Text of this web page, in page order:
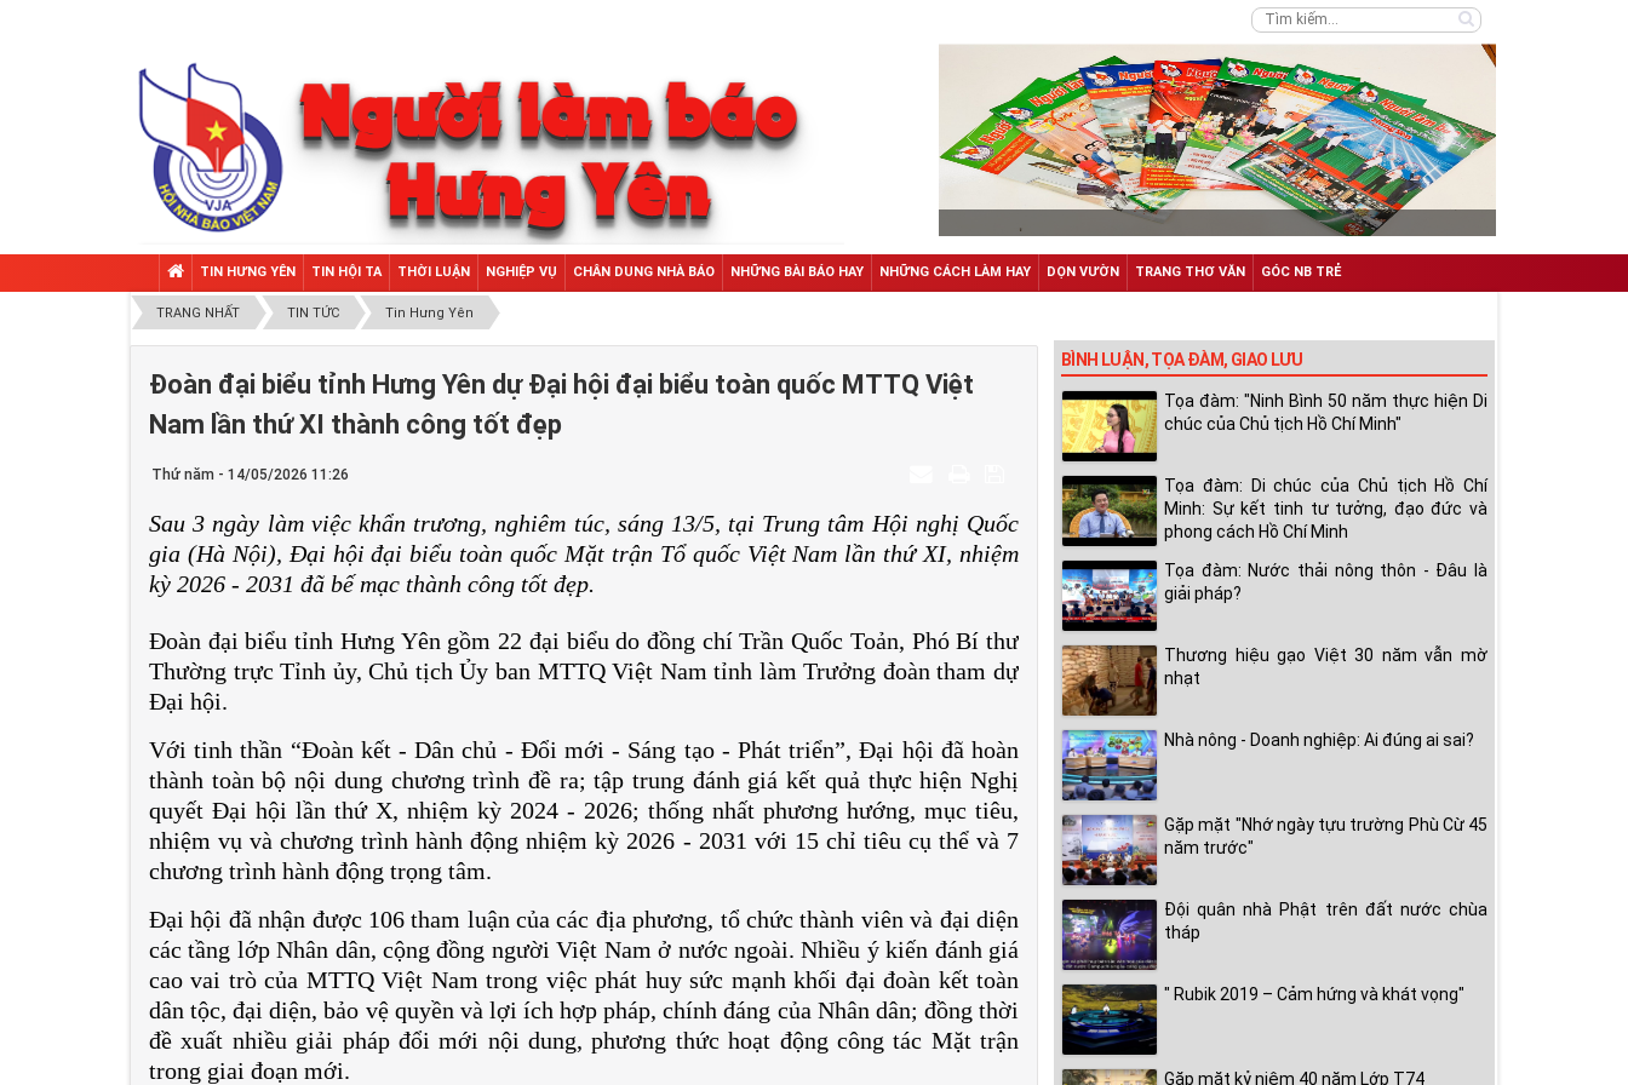
TIN HƯNG YÊN TIN HỘI TA THỜI LUẬN NGHIỆP VỤ CHÂN DUNG NHÀ BÁO NHỮNG BÀI BÁO HAY NHỮNG CÁCH LÀM HAY DỌN VƯỜN TRANG THƠ VĂN GÓC NB TRẺ
TRANG NHẤT TIN TỨC Tin Hưng Yên
Đoàn đại biểu tỉnh Hưng Yên dự Đại hội đại biểu toàn quốc MTTQ Việt
Nam lần thứ XI thành công tốt đẹp
Thứ năm - 14/05/2026 11:26
Sau 3 ngày làm việc khẩn trương, nghiêm túc, sáng 13/5, tại Trung tâm Hội nghị Quốc
gia (Hà Nội), Đại hội đại biểu toàn quốc Mặt trận Tổ quốc Việt Nam lần thứ XI, nhiệm
kỳ 2026 - 2031 đã bế mạc thành công tốt đẹp.
Đoàn đại biểu tỉnh Hưng Yên gồm 22 đại biểu do đồng chí Trần Quốc Toản, Phó Bí thư
Thường trực Tỉnh ủy, Chủ tịch Ủy ban MTTQ Việt Nam tỉnh làm Trưởng đoàn tham dự
Đại hội.
Với tinh thần “Đoàn kết - Dân chủ - Đổi mới - Sáng tạo - Phát triển”, Đại hội đã hoàn
thành toàn bộ nội dung chương trình đề ra; tập trung đánh giá kết quả thực hiện Nghị
quyết Đại hội lần thứ X, nhiệm kỳ 2024 - 2026; thống nhất phương hướng, mục tiêu,
nhiệm vụ và chương trình hành động nhiệm kỳ 2026 - 2031 với 15 chỉ tiêu cụ thể và 7
chương trình hành động trọng tâm.
Đại hội đã nhận được 106 tham luận của các địa phương, tổ chức thành viên và đại diện
các tầng lớp Nhân dân, cộng đồng người Việt Nam ở nước ngoài. Nhiều ý kiến đánh giá
cao vai trò của MTTQ Việt Nam trong việc phát huy sức mạnh khối đại đoàn kết toàn
dân tộc, đại diện, bảo vệ quyền và lợi ích hợp pháp, chính đáng của Nhân dân; đồng thời
đề xuất nhiều giải pháp đổi mới nội dung, phương thức hoạt động công tác Mặt trận
trong giai đoạn mới.
BÌNH LUẬN, TỌA ĐÀM, GIAO LƯU
Tọa đàm: "Ninh Bình 50 năm thực hiện Di
chúc của Chủ tịch Hồ Chí Minh"
Tọa đàm: Di chúc của Chủ tịch Hồ Chí
Minh: Sự kết tinh tư tưởng, đạo đức và
phong cách Hồ Chí Minh
Tọa đàm: Nước thải nông thôn - Đâu là
giải pháp?
Thương hiệu gạo Việt 30 năm vẫn mờ
nhạt
Nhà nông - Doanh nghiệp: Ai đúng ai sai?
Gặp mặt "Nhớ ngày tựu trường Phù Cừ 45
năm trước"
Đội quân nhà Phật trên đất nước chùa
tháp
" Rubik 2019 – Cảm hứng và khát vọng"
Gặp mặt kỷ niệm 40 năm Lớp T74